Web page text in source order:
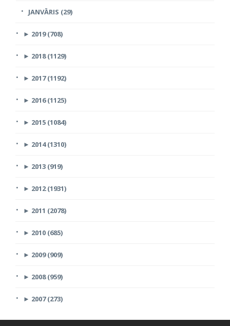
JANVĀRIS (29)
► 2019 (708)
► 2018 (1129)
► 2017 (1192)
► 2016 (1125)
► 2015 (1084)
► 2014 (1310)
► 2013 (919)
► 2012 (1931)
► 2011 (2078)
► 2010 (685)
► 2009 (909)
► 2008 (959)
► 2007 (273)